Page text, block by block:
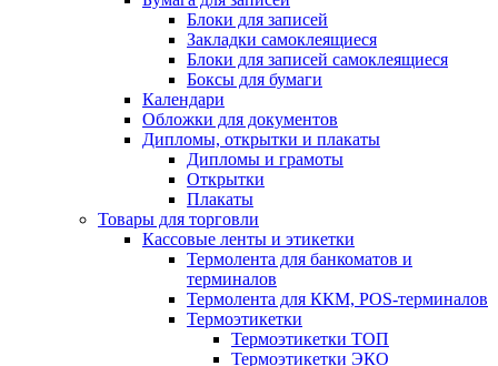
Блоки для записей
Закладки самоклеящиеся
Блоки для записей самоклеящиеся
Боксы для бумаги
Календари
Обложки для документов
Дипломы, открытки и плакаты
Дипломы и грамоты
Открытки
Плакаты
Товары для торговли
Кассовые ленты и этикетки
Термолента для банкоматов и
терминалов
Термолента для ККМ, POS-терминалов
Термоэтикетки
Термоэтикетки ТОП
Термоэтикетки ЭКО